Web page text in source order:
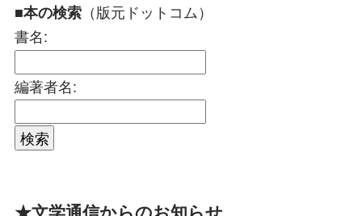
■本の検索 （版元ドットコム）
書名:
編著者名: